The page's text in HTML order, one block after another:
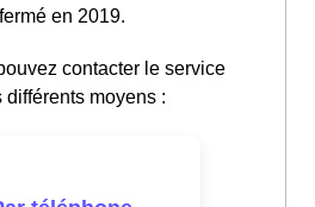
en 2019.
contacter le service
moyens :